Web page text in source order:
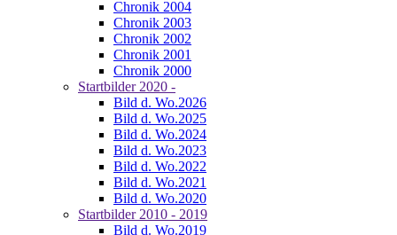
Chronik 2004
Chronik 2003
Chronik 2002
Chronik 2001
Chronik 2000
Startbilder 2020 -
Bild d. Wo.2026
Bild d. Wo.2025
Bild d. Wo.2024
Bild d. Wo.2023
Bild d. Wo.2022
Bild d. Wo.2021
Bild d. Wo.2020
Startbilder 2010 - 2019
Bild d. Wo.2019